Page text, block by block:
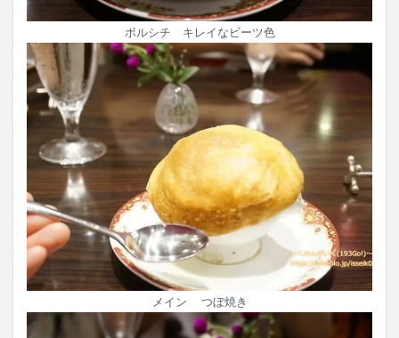
ボルシチ キレイなビーツ色
メイン つぼ焼き